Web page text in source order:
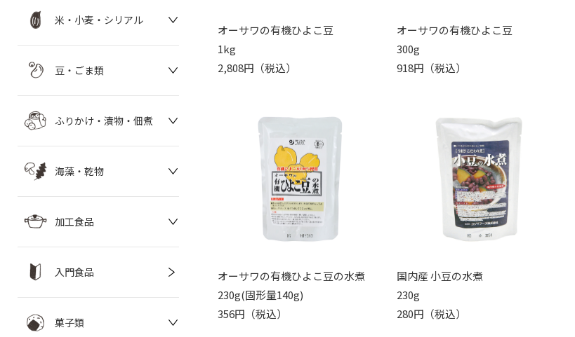
米・小麦・シリアル
豆・ごま類
ふりかけ・漬物・佃煮
海藻・乾物
加工食品
入門食品
菓子類
オーサワの有機ひよこ豆
1kg
2,808円（税込）
オーサワの有機ひよこ豆
300g
918円（税込）
オーサワの有機ひよこ豆の水煮
230g(固形量140g)
356円（税込）
国内産 小豆の水煮
230g
280円（税込）